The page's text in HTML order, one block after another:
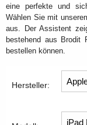
eine perfekte und
Wählen Sie mit
aus. Der Assistent
bestehend aus Brodit
bestellen können.
Hersteller: